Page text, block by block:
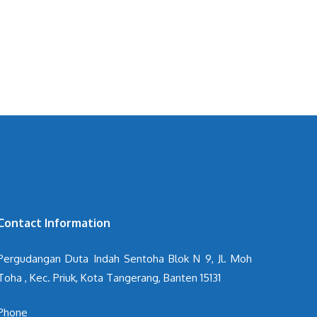
Information
Duta Indah Sentoha Blok N 9, Jl. Moh
, Kec. Priuk, Kota Tangerang, Banten 15131